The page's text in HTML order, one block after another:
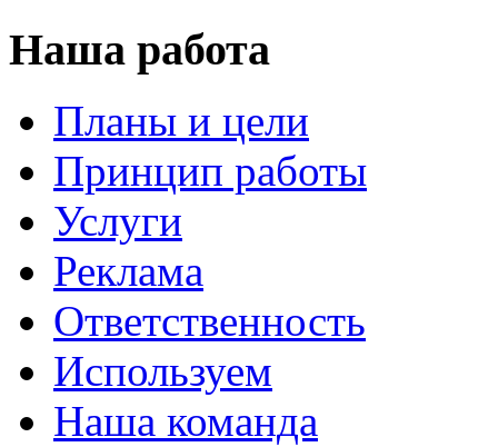
Наша работа
Планы и цели
Принцип работы
Услуги
Реклама
Ответственность
Используем
Наша команда